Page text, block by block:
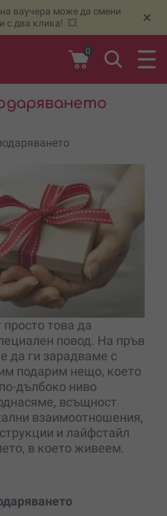
на ваучера може да смени
с два клика! 💥
×
0
просто това да
повод. На пръв
да ги зарадваме с
подарим нещо, което
дълбоко ниво
всъщност
взаимоотношения,
и лайфстайл
в което живеем.